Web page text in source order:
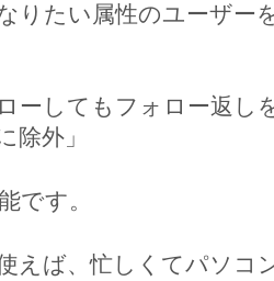
りたい属性のユーザー
ーしてもフォロー返し
除外」
です。
えば、忙しくてパソコ